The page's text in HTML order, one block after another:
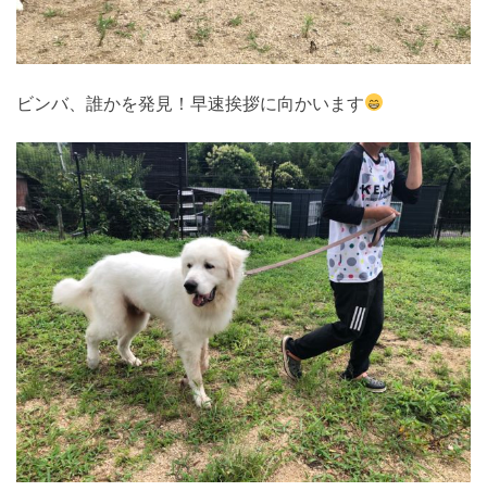
ビンバ、誰かを発見！早速挨拶に向かいます